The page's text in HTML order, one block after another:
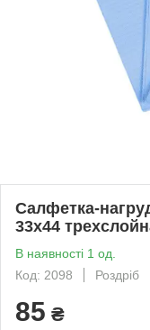
Салфетка-
33х44
В наявності 1 од.
Код: 2098
Роздріб
85 ₴